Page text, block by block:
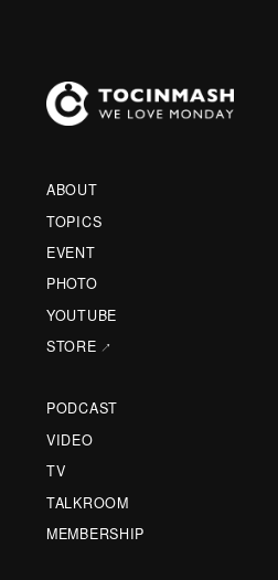
ABOUT
TOPICS
EVENT
PHOTO
YOUTUBE
STORE
PODCAST
VIDEO
TV
TALKROOM
MEMBERSHIP